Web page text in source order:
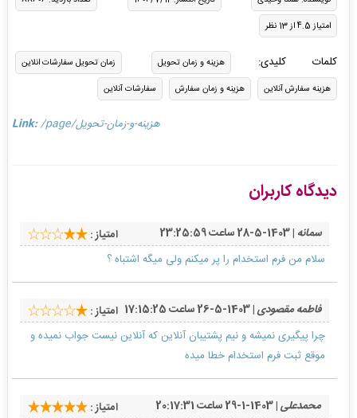
امتیاز 4.5 از 13 نظر
کلمات کلیدی: هزینه و زمان تحویل
زمان تحویل سفارشات انلاین
هزینه سفارش آنلاین
هزینه و زمان سفارش سفارشات آنلاین
Link: /page/هزینه-و-زمان-تحویل
دیدگاه کاربران
سمانه | 1403-5-28 ساعت 23:25:59
امتیاز :
سلام من فرم استخدام را پر میکنم ولی میگه اشتباه ؟
فاطمه مقصودی| 1403-5-26 ساعت 17:15:25
امتیاز :
چرا پیگیری نمیشه و نیم پشتیبان آنلاین که آنلاین نیست جواب نمیده و
موقع ثبت فرم استخدام خطا میده
محمدعلی| 1403-1-29 ساعت 20:17:31
امتیاز :